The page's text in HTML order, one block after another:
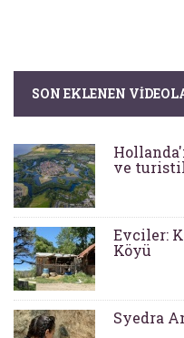
SON EKLENEN
ve
Evciler:
Köyü
Syedra